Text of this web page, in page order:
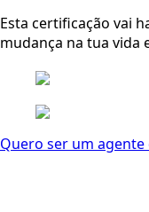
Esta certificação vai
mudança na tua vida
Quero ser um agente